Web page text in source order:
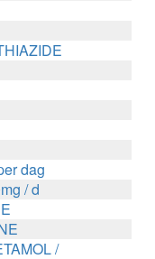
dag
/ d
/